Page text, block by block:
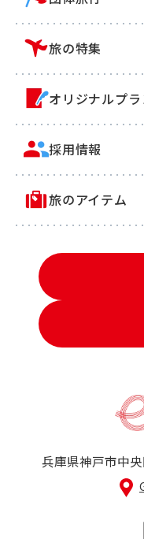
旅の特集
オリジナルプラ
採用情報
旅のアイテム
兵庫県神戸市中